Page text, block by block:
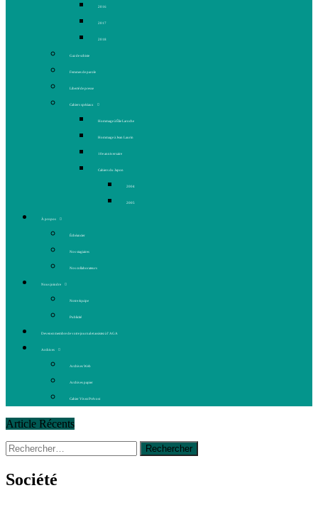
2016
2017
2018
Gaz de schiste
Femmes de parole
Liberté de presse
Cahiers spéciaux
Hommage à Élie Laroche
Hommage à Jean Laurin
10e anniversaire
Cahiers du Japon
2004
2005
À propos
Échéancier
Nos stagiaires
Nos collaborateurs
Nous joindre
Notre équipe
Publicité
Devenez membre de votre journal et assistez à l’AGA
Archives
Archives Web
Archives papier
Cahier Vivez Prévost
Article Récents
14 octobre 2015
La course de boîtes à savon du club
Le rendez-vous des bolides
30 juin 2015
Rechercher :
Société